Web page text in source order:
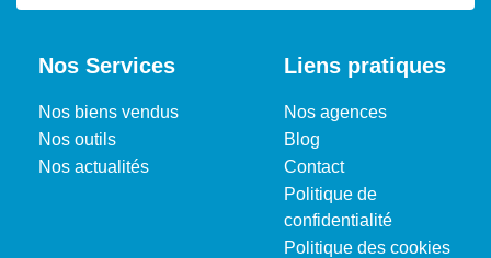
Nos Services
Nos biens vendus
Nos outils
Nos actualités
Liens pratiques
Nos agences
Blog
Contact
Politique de
confidentialité
Politique des cookies